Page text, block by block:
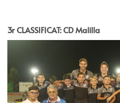
3r CLASSIFICAT: CD Malilla